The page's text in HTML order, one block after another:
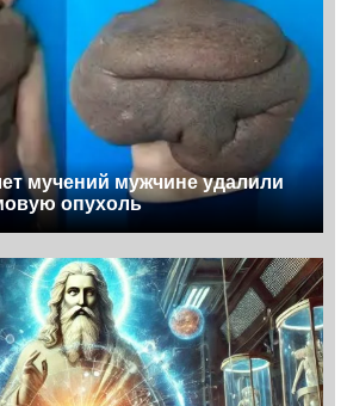
мучений мужчине удалили
опухоль